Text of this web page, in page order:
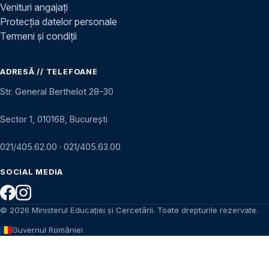
Venituri angajați
Protecția datelor personale
Termeni și condiții
ADRESĂ // TELEFOANE
Str. General Berthelot 28–30
Sector 1, 010168, București
021/405.62.00 · 021/405.63.00
SOCIAL MEDIA
© 2026 Ministerul Educației și Cercetării. Toate drepturile rezervate.
Guvernul României